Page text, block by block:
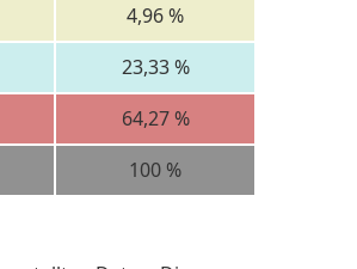
4,96 %
23,33 %
64,27 %
100 %